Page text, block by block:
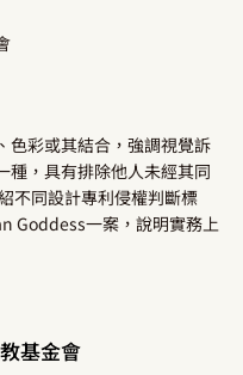
色彩或其結合，強調視覺訴
種，具有排除他人未經其同
不同設計專利侵權判斷標
Goddess一案，說明實務上
基金會